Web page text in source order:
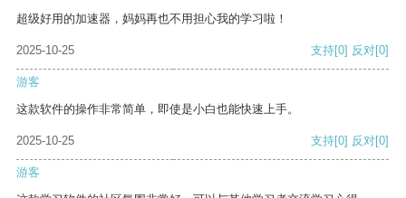
超级好用的加速器，妈妈再也不用担心我的学习啦！
2025-10-25 支持[0] 反对[0]
游客
这款软件的操作非常简单，即使是小白也能快速上手。
2025-10-25 支持[0] 反对[0]
游客